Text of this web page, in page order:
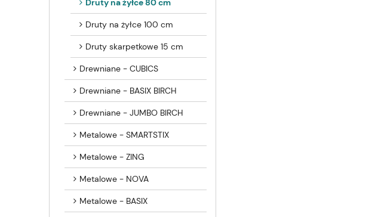
Druty na żyłce 80 cm
Druty na żyłce 100 cm
Druty skarpetkowe 15 cm
Drewniane - CUBICS
Drewniane - BASIX BIRCH
Drewniane - JUMBO BIRCH
Metalowe - SMARTSTIX
Metalowe - ZING
Metalowe - NOVA
Metalowe - BASIX